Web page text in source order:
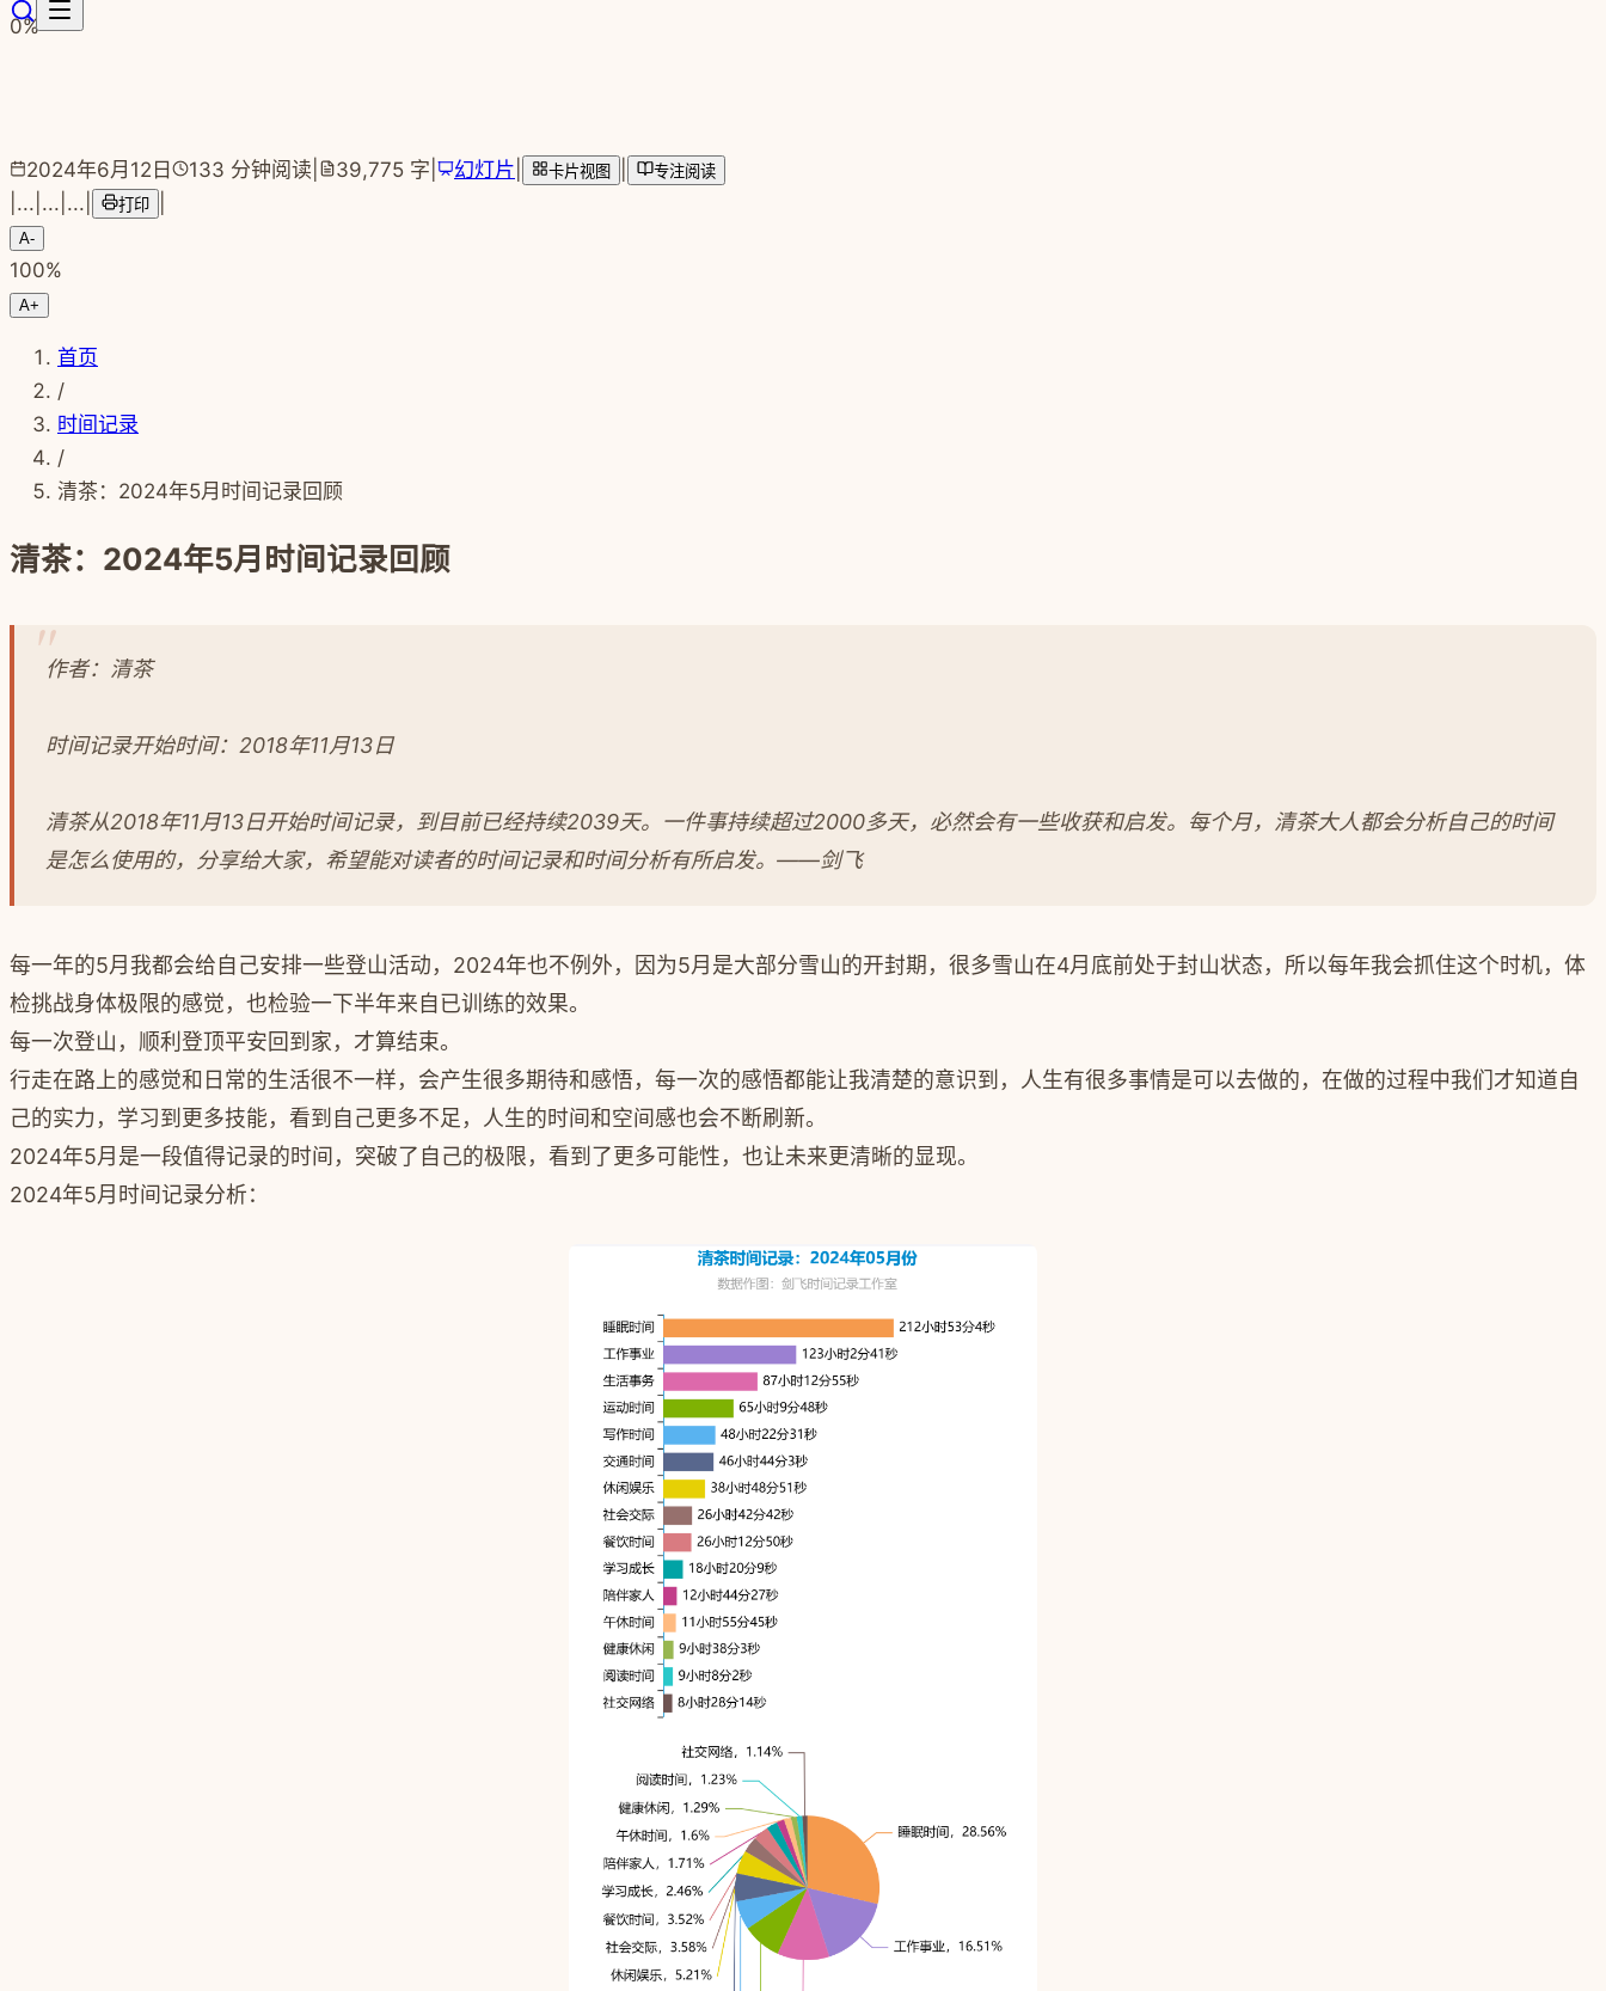
跳转到主要内容
0%
2024年6月12日 133 分钟阅读 39,775 字 幻灯片 卡片视图 专注阅读
... ... ... 打印
A-
100%
A+
首页
/
时间记录
/
清茶：2024年5月时间记录回顾
清茶：2024年5月时间记录回顾
作者：清茶
时间记录开始时间：2018年11月13日
清茶从2018年11月13日开始时间记录，到目前已经持续2039天。一件事持续超过2000多天，必然会有一些收获和启发。每个月，清茶大人都会分析自己的时间
是怎么使用的，分享给大家，希望能对读者的时间记录和时间分析有所启发。——剑飞
每一年的5月我都会给自己安排一些登山活动，2024年也不例外，因为5月是大部分雪山的开封期，很多雪山在4月底前处于封山状态，所以每年我会抓住这个时机，体
检挑战身体极限的感觉，也检验一下半年来自已训练的效果。
每一次登山，顺利登顶平安回到家，才算结束。
行走在路上的感觉和日常的生活很不一样，会产生很多期待和感悟，每一次的感悟都能让我清楚的意识到，人生有很多事情是可以去做的，在做的过程中我们才知道自
己的实力，学习到更多技能，看到自己更多不足，人生的时间和空间感也会不断刷新。
2024年5月是一段值得记录的时间，突破了自己的极限，看到了更多可能性，也让未来更清晰的显现。
2024年5月时间记录分析：